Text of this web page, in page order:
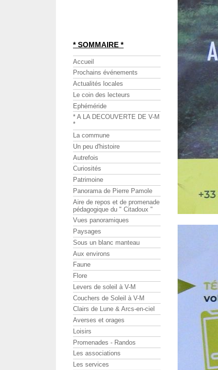
* SOMMAIRE *
Accueil
Prochains événements
Actualités locales
Le coin des lecteurs
Ephéméride
* A LA DECOUVERTE DE V-M
*
La commune
Un peu d'histoire
Autrefois
Curiosités
Patrimoine
Panorama de Pierre Pamole
Aire de repos et de promenade
pédagogique du " Citadoux "
Vues panoramiques
Paysages
Sous un blanc manteau
Aux environs
Faune
Flore
Levers de soleil à V-M
Couchers de Soleil à V-M
Clairs de Lune & Arcs-en-ciel
Averses et orages
Loisirs
Promenades - Randos
Les associations
Les services